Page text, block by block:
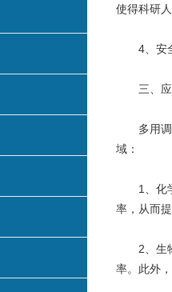
使得科研
4、安全
三、应
多用调速
域：
1、化学
率，从而
2、生物
率。此外